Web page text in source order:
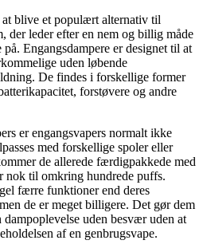
blive et populært alternativ til
der leder efter en nem og billig måde
Engangsdampere er designet til at
uden løbende
De findes i forskellige former
forstøvere og andre
er engangsvapers normalt ikke
med forskellige spoler eller
de allerede færdigpakkede med
nok til omkring hundrede puffs.
færre funktioner end deres
de er meget billigere. Det gør dem
uden besvær uden at
af en genbrugsvape.